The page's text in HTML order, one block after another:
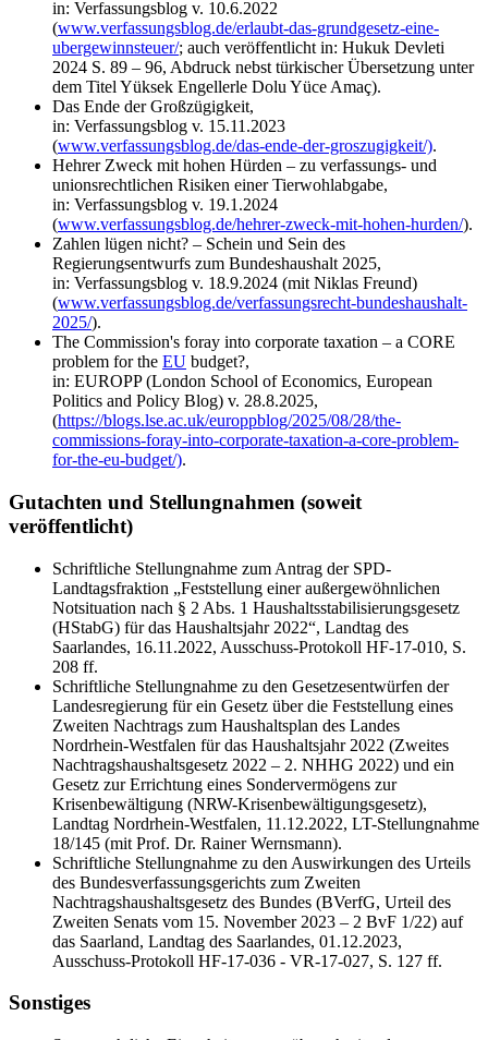
in: Verfassungsblog v. 10.6.2022
(www.verfassungsblog.de/erlaubt-das-grundgesetz-eine-
ubergewinnsteuer/; auch veröffentlicht in: Hukuk Devleti
2024 S. 89 – 96, Abdruck nebst türkischer Übersetzung unter
dem Titel Yüksek Engellerle Dolu Yüce Amaç).
Das Ende der Großzügigkeit,
in: Verfassungsblog v. 15.11.2023
(www.verfassungsblog.de/das-ende-der-groszugigkeit/).
Hehrer Zweck mit hohen Hürden – zu verfassungs- und
unionsrechtlichen Risiken einer Tierwohlabgabe,
in: Verfassungsblog v. 19.1.2024
(www.verfassungsblog.de/hehrer-zweck-mit-hohen-hurden/).
Zahlen lügen nicht? – Schein und Sein des
Regierungsentwurfs zum Bundeshaushalt 2025,
in: Verfassungsblog v. 18.9.2024 (mit Niklas Freund)
(www.verfassungsblog.de/verfassungsrecht-bundeshaushalt-
2025/).
The Commission's foray into corporate taxation – a CORE
problem for the EU budget?,
in: EUROPP (London School of Economics, European
Politics and Policy Blog) v. 28.8.2025,
(https://blogs.lse.ac.uk/europpblog/2025/08/28/the-
commissions-foray-into-corporate-taxation-a-core-problem-
for-the-eu-budget/).
Gutachten und Stellungnahmen (soweit
veröffentlicht)
Schriftliche Stellungnahme zum Antrag der SPD-
Landtagsfraktion „Feststellung einer außergewöhnlichen
Notsituation nach § 2 Abs. 1 Haushaltsstabilisierungsgesetz
(HStabG) für das Haushaltsjahr 2022“, Landtag des
Saarlandes, 16.11.2022, Ausschuss-Protokoll HF-17-010, S.
208 ff.
Schriftliche Stellungnahme zu den Gesetzesentwürfen der
Landesregierung für ein Gesetz über die Feststellung eines
Zweiten Nachtrags zum Haushaltsplan des Landes
Nordrhein-Westfalen für das Haushaltsjahr 2022 (Zweites
Nachtragshaushaltsgesetz 2022 – 2. NHHG 2022) und ein
Gesetz zur Errichtung eines Sondervermögens zur
Krisenbewältigung (NRW-Krisenbewältigungsgesetz),
Landtag Nordrhein-Westfalen, 11.12.2022, LT-Stellungnahme
18/145 (mit Prof. Dr. Rainer Wernsmann).
Schriftliche Stellungnahme zu den Auswirkungen des Urteils
des Bundesverfassungsgerichts zum Zweiten
Nachtragshaushaltsgesetz des Bundes (BVerfG, Urteil des
Zweiten Senats vom 15. November 2023 – 2 BvF 1/22) auf
das Saarland, Landtag des Saarlandes, 01.12.2023,
Ausschuss-Protokoll HF-17-036 - VR-17-027, S. 127 ff.
Sonstiges